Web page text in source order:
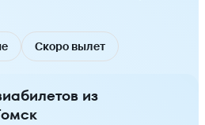
Скоро вылет
из